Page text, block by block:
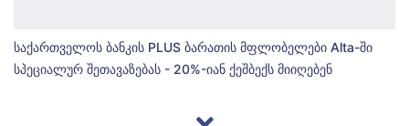
საქართველოს ბანკის PLUS ბარათის მფლობელები Alta-ში
სპეციალურ შეთავაზებას - 20%-იან ქეშბექს მიიღებენ